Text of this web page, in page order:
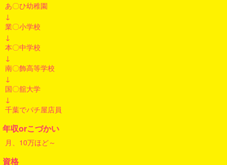
あ〇ひ幼稚園
↓
業〇小学校
↓
本〇中学校
↓
南〇飾高等学校
↓
国〇舘大学
↓
千葉でパチ屋店員
年収orこづかい
月、10万ほど～
資格